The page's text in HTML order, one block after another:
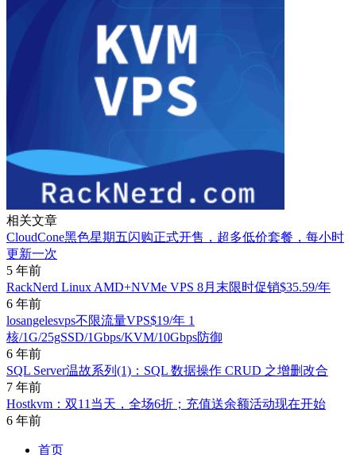
相关文章
CloudCone黑色星期五闪购正式开售，超多低价套餐，每小时
更新一次
5 年前
RackNerd Linux AMD+NVMe VPS 8月末限时促销$35.59/年
6 年前
losangelesvps不限流量VPS$19/年 1
核/1G/25gSSD/1Gbps/KVM/10Gbps防御
6 年前
SQL Server温故系列(1)：SQL 数据操作 CRUD 之增删改合
7 年前
Hostkvm：双11当天，全场6折；充值送余额活动现在开始
6 年前
首页